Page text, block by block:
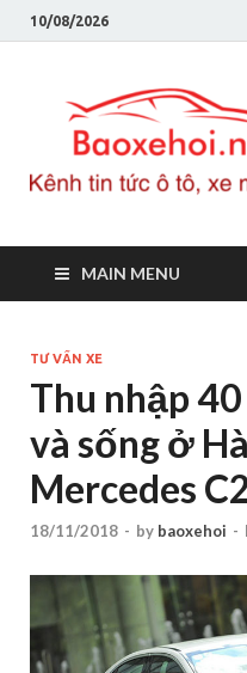
10/08/2026
MAIN MENU
TƯ VẤN XE
Thu nhập
và sống ở
Mercedes
18/11/2018 - by baoxehoi -